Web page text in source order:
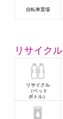
自転車置場
リサイクル
リサイクル
（ペット
ボトル）